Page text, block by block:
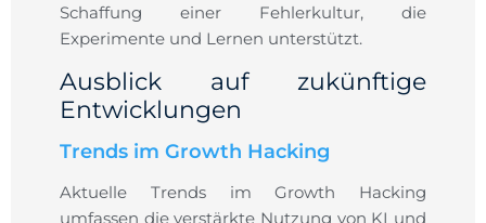
Schaffung einer Fehlerkultur, die
Experimente und Lernen unterstützt.
Ausblick auf zukünftige
Entwicklungen
Trends im Growth Hacking
Aktuelle Trends im Growth Hacking
umfassen die verstärkte Nutzung von KI und